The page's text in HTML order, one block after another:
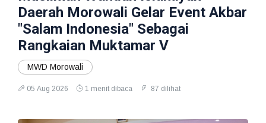
Daerah Morowali Gelar Event Akbar
"Salam Indonesia" Sebagai
Rangkaian Muktamar V
MWD Morowali
05 Aug 2026 1 menit dibaca 87 dilihat